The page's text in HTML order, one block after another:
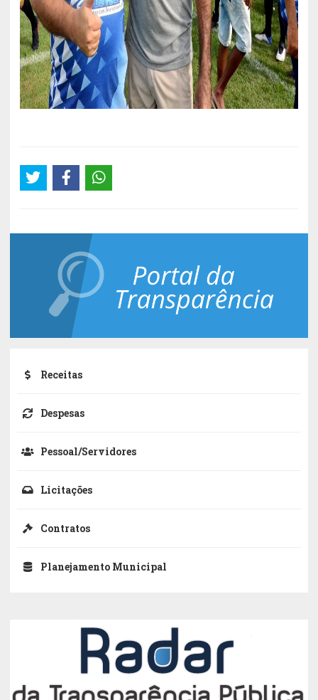
Receitas
Despesas
Pessoal/Servidores
Licitações
Contratos
Planejamento Municipal